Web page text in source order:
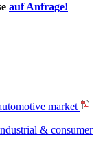
auf Anfrage!
market
& consumer